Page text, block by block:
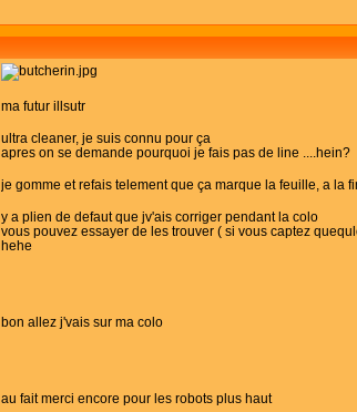
ma futur illsutr
ultra cleaner, je suis connu pour ça
apres on se demande pourquoi je fais pas de line ....hein?
je gomme et refais telement que ça marque la feuille, a la
y a plien de defaut que jv'ais corriger pendant la colo
vous pouvez essayer de les trouver ( si vous captez
hehe
bon allez j'vais sur ma colo
au fait merci encore pour les robots plus haut